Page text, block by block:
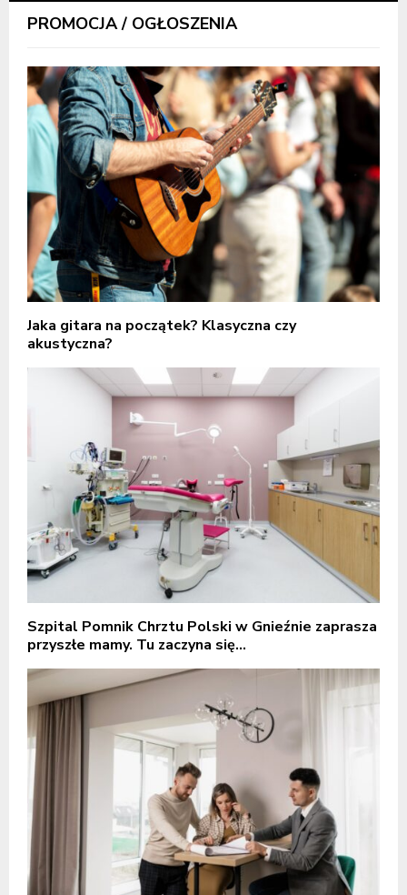
PROMOCJA / OGŁOSZENIA
Jaka gitara na początek? Klasyczna czy
akustyczna?
Szpital Pomnik Chrztu Polski w Gnieźnie zaprasza
przyszłe mamy. Tu zaczyna się...